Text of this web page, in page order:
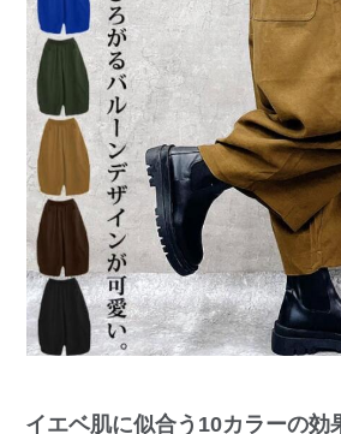
イエベ肌に似合う10カラーの効